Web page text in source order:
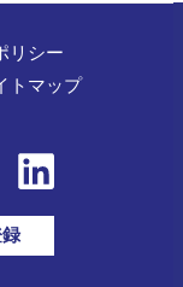
リシー
トマップ